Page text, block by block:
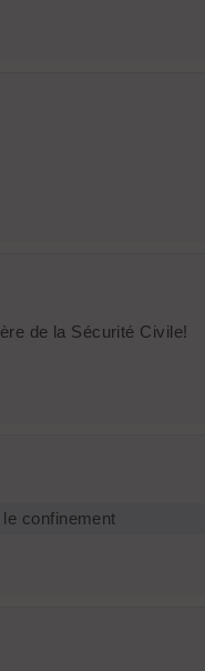
de la Sécurité Civile!
confinement